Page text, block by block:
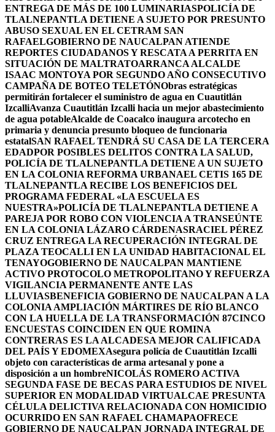
ENTREGA DE MÁS DE 100 LUMINARIASPOLICÍA DE
TLALNEPANTLA DETIENE A SUJETO POR PRESUNTO
ABUSO SEXUAL EN EL CETRAM SAN
RAFAELGOBIERNO DE NAUCALPAN ATIENDE
REPORTES CIUDADANOS Y RESCATA A PERRITA EN
SITUACIÓN DE MALTRATOARRANCA ALCALDE
ISAAC MONTOYA POR SEGUNDO AÑO CONSECUTIVO
CAMPAÑA DE BOTEO TELETÓNObras estratégicas
permitirán fortalecer el suministro de agua en Cuautitlán
IzcalliAvanza Cuautitlán Izcalli hacia un mejor abastecimiento
de agua potableAlcalde de Coacalco inaugura arcotecho en
primaria y denuncia presunto bloqueo de funcionaria
estatalSAN RAFAEL TENDRÁ SU CASA DE LA TERCERA
EDADPOR POSIBLES DELITOS CONTRA LA SALUD,
POLICÍA DE TLALNEPANTLA DETIENE A UN SUJETO
EN LA COLONIA REFORMA URBANAEL CETIS 165 DE
TLALNEPANTLA RECIBE LOS BENEFICIOS DEL
PROGRAMA FEDERAL «LA ESCUELA ES
NUESTRA»POLICÍA DE TLALNEPANTLA DETIENE A
PAREJA POR ROBO CON VIOLENCIA A TRANSEÚNTE
EN LA COLONIA LÁZARO CÁRDENASRACIEL PÉREZ
CRUZ ENTREGA LA RECUPERACIÓN INTEGRAL DE
PLAZA TEOCALLI EN LA UNIDAD HABITACIONAL EL
TENAYOGOBIERNO DE NAUCALPAN MANTIENE
ACTIVO PROTOCOLO METROPOLITANO Y REFUERZA
VIGILANCIA PERMANENTE ANTE LAS
LLUVIASBENEFICIA GOBIERNO DE NAUCALPAN A LA
COLONIA AMPLIACIÓN MÁRTIRES DE RÍO BLANCO
CON LA HUELLA DE LA TRANSFORMACIÓN 87CINCO
ENCUESTAS COINCIDEN EN QUE ROMINA
CONTRERAS ES LA ALCADESA MEJOR CALIFICADA
DEL PAÍS Y EDOMEXAsegura policía de Cuautitlán Izcalli
objeto con características de arma artesanal y pone a
disposición a un hombreNICOLÁS ROMERO ACTIVA
SEGUNDA FASE DE BECAS PARA ESTUDIOS DE NIVEL
SUPERIOR EN MODALIDAD VIRTUALCAE PRESUNTA
CÉLULA DELICTIVA RELACIONADA CON HOMICIDIO
OCURRIDO EN SAN RAFAEL CHAMAPAOFRECE
GOBIERNO DE NAUCALPAN JORNADA INTEGRAL DE